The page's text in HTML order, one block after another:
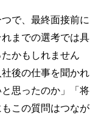
で、最終面接前に
までの選考では具
かもしれません
後の仕事を聞かれ
思ったのか」「将
この質問はつなが